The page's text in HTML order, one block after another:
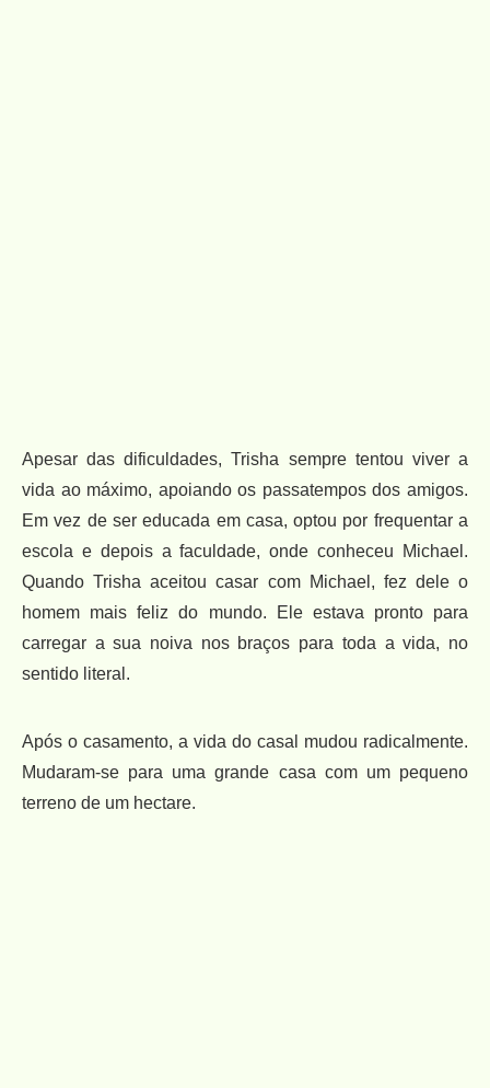
Apesar das dificuldades, Trisha sempre tentou viver a
vida ao máximo, apoiando os passatempos dos amigos.
Em vez de ser educada em casa, optou por frequentar a
escola e depois a faculdade, onde conheceu Michael.
Quando Trisha aceitou casar com Michael, fez dele o
homem mais feliz do mundo. Ele estava pronto para
carregar a sua noiva nos braços para toda a vida, no
sentido literal.
Após o casamento, a vida do casal mudou radicalmente.
Mudaram-se para uma grande casa com um pequeno
terreno de um hectare.